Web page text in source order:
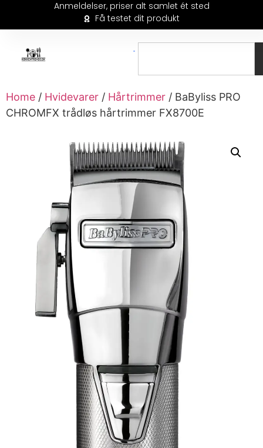
Anmeldelser, priser alt samlet ét sted
Få testet dit produkt
Home / Hvidevarer / Hårtrimmer / BaByliss PRO
CHROMFX trådløs hårtrimmer FX8700E